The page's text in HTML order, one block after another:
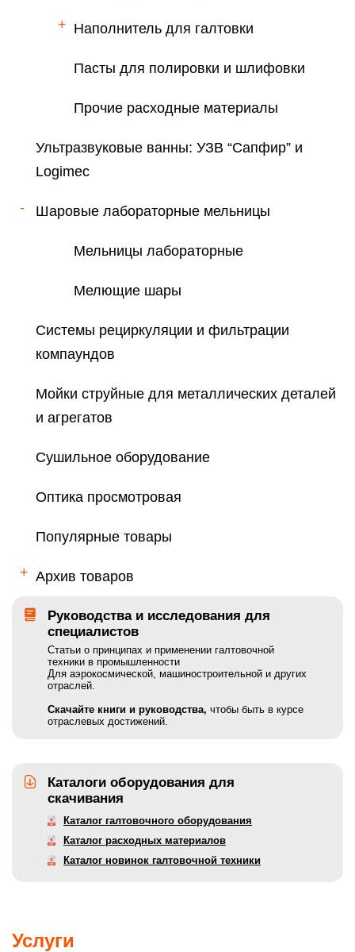
Наполнитель для галтовки
Пасты для полировки и шлифовки
Прочие расходные материалы
Ультразвуковые ванны: УЗВ “Сапфир” и
Logimec
Шаровые лабораторные мельницы
Мельницы лабораторные
Мелющие шары
Cистемы рециркуляции и фильтрации
компаундов
Мойки струйные для металлических деталей
и агрегатов
Сушильное оборудование
Оптика просмотровая
Популярные товары
Архив товаров
Руководства и исследования для
специалистов
Статьи о принципах и применении галтовочной
техники в промышленности
Для аэрокосмической, машиностроительной и других
отраслей.
Скачайте книги и руководства, чтобы быть в курсе
отраслевых достижений.
Каталоги оборудования для
скачивания
Каталог галтовочного оборудования
Каталог расходных материалов
Каталог новинок галтовочной техники
Услуги